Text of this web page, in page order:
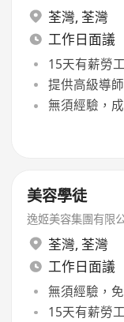
荃灣, 荃灣
工作日面議
15天有薪勞
提供高級導
無須經驗，
美容學徒
逸姬美容集團有限
荃灣, 荃灣
工作日面議
無須經驗，
15天有薪勞